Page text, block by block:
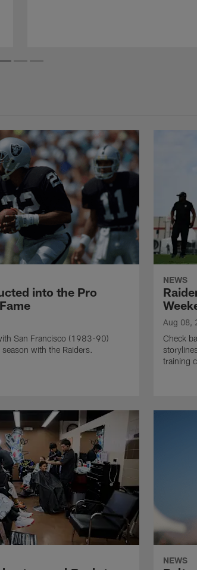
into the Pro
San Francisco (1983-90)
with the Raiders.
NEWS
Aug 08,
Check
training
NEWS